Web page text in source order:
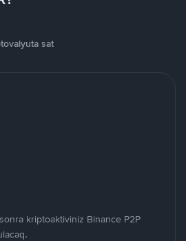
sat
kriptoaktiviniz Binance P2P